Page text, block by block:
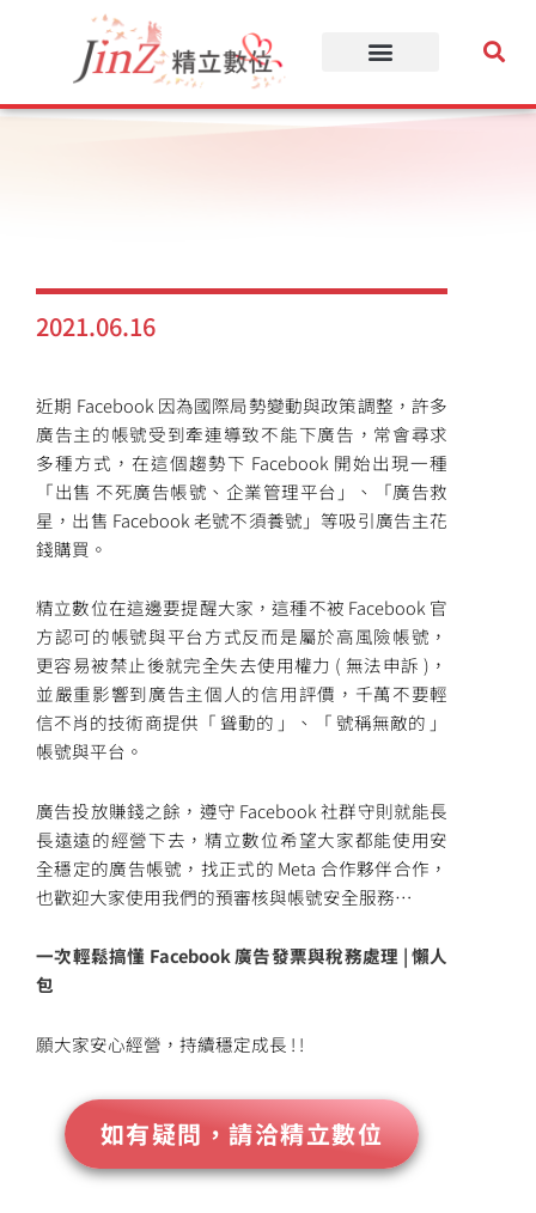
要
2021.06.16
近期 Facebook 因為國際局勢變動與政策調整，許多
廣告主的帳號受到牽連導致不能下廣告，常會尋求
多種方式，在這個趨勢下 Facebook 開始出現一種
「出售 不死廣告帳號、企業管理平台」、「廣告救
星，出售 Facebook 老號不須養號」等吸引廣告主花
錢購買。
精立數位在這邊要提醒大家，這種不被 Facebook 官
方認可的帳號與平台方式反而是屬於高風險帳號，
更容易被禁止後就完全失去使用權力 ( 無法申訴 )，
並嚴重影響到廣告主個人的信用評價，千萬不要輕
信不肖的技術商提供「 聳動的 」、「 號稱無敵的 」
帳號與平台。
廣告投放賺錢之餘，遵守 Facebook 社群守則就能長
長遠遠的經營下去，精立數位希望大家都能使用安
全穩定的廣告帳號，找正式的 Meta 合作夥伴合作，
也歡迎大家使用我們的預審核與帳號安全服務…
一次輕鬆搞懂 Facebook 廣告發票與稅務處理 | 懶人
包
願大家安心經營，持續穩定成長 ! !
如有疑問，請洽精立數位